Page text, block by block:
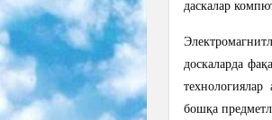
даскалар
доскаларда
бошқа